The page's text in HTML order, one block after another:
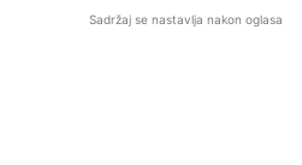
Sadržaj se nastavlja nakon oglasa